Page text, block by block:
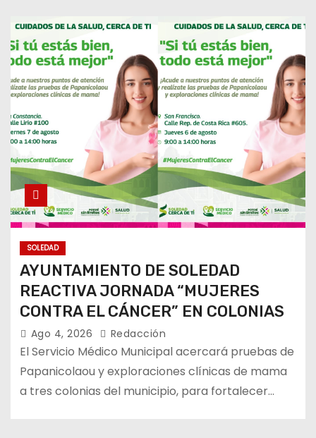
SOLEDAD
AYUNTAMIENTO DE SOLEDAD
REACTIVA JORNADA “MUJERES
CONTRA EL CÁNCER” EN COLONIAS
Ago 4, 2026 Redacción
El Servicio Médico Municipal acercará pruebas de
Papanicolaou y exploraciones clínicas de mama
a tres colonias del municipio, para fortalecer…